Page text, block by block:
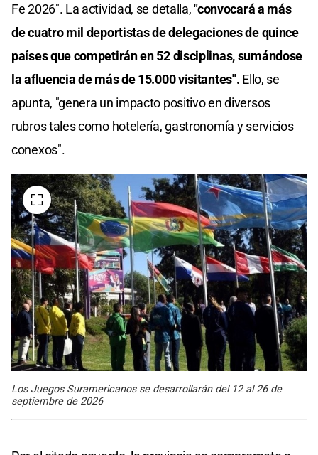
Fe 2026". La actividad, se detalla,"convocará a más
de cuatro mil deportistas de delegaciones de quince
países que competirán en 52 disciplinas, sumándose
la afluencia de más de 15.000 visitantes". Ello, se
apunta, "genera un impacto positivo en diversos
rubros tales como hotelería, gastronomía y servicios
conexos".
Los Juegos Suramericanos se desarrollarán del 12 al 26 de
septiembre de 2026